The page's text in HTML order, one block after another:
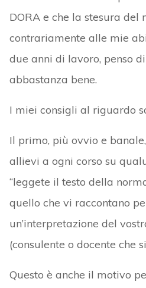
DORA e che la stesura del
contrariamente alle mie
due anni di lavoro, penso
abbastanza bene.
I miei consigli al riguardo
Il primo, più ovvio e
allievi a ogni corso su
“leggete il testo della
quello che vi raccontano
un’interpretazione del
(consulente o docente che
Questo è anche il motivo